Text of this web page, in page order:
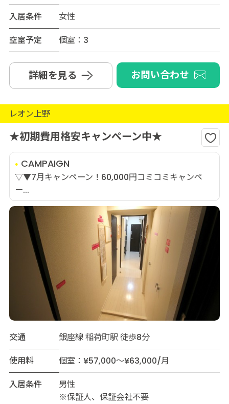
入居条件
女性
空室予定
個室：3
詳細を見る お問い合わせ
レオン上野
★初期費用格安キャンペーン中★
CAMPAIGN
▽▼7月キャンペーン！60,000円コミコミキャンペ
ー...
交通
銀座線 稲荷町駅 徒歩8分
使用料
個室：¥57,000～¥63,000/月
入居条件
男性
※保証人、保証会社不要